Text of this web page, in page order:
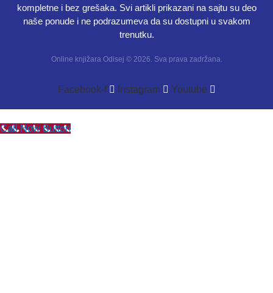
kompletne i bez grešaka. Svi artikli prikazani na sajtu su deo
naše ponude i ne podrazumeva da su dostupni u svakom
trenutku.
Online knjižara Odisej © 2026. Sva prava zadržana.
Facebook-f Instagram Youtube
Call Now Button